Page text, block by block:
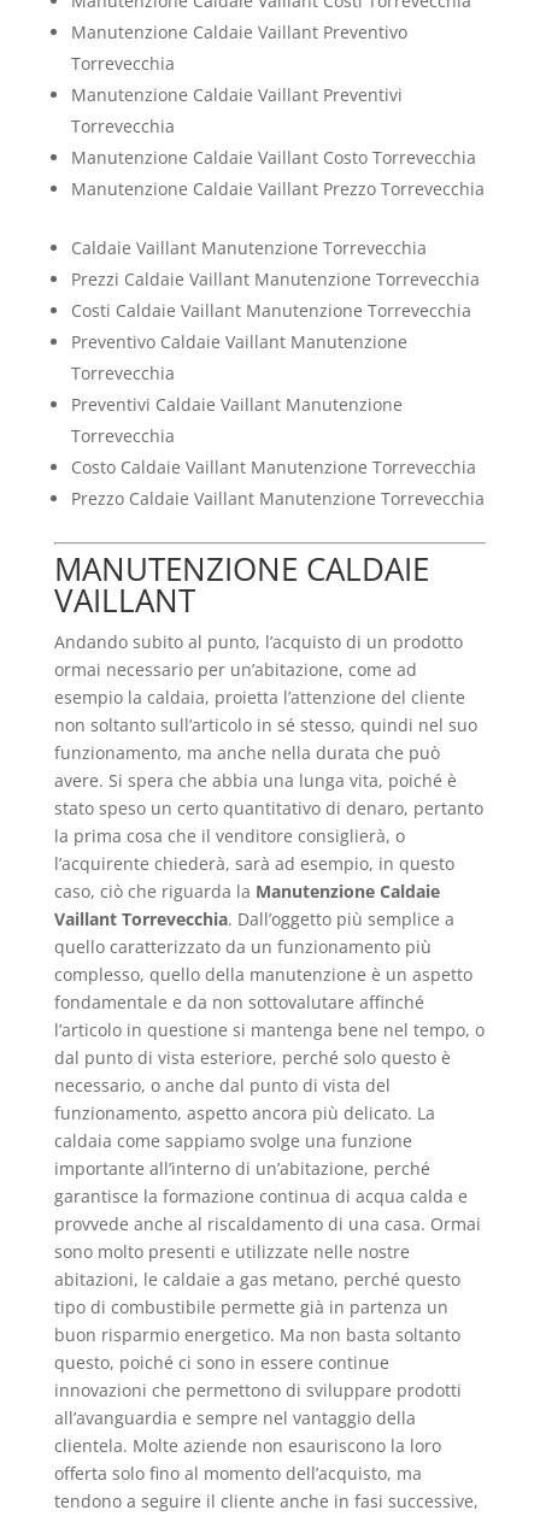
Manutenzione Caldaie Vaillant Preventivo
Torrevecchia
Manutenzione Caldaie Vaillant Preventivi
Torrevecchia
Manutenzione Caldaie Vaillant Costo Torrevecchia
Manutenzione Caldaie Vaillant Prezzo Torrevecchia
Caldaie Vaillant Manutenzione Torrevecchia
Prezzi Caldaie Vaillant Manutenzione Torrevecchia
Costi Caldaie Vaillant Manutenzione Torrevecchia
Preventivo Caldaie Vaillant Manutenzione
Torrevecchia
Preventivi Caldaie Vaillant Manutenzione
Torrevecchia
Costo Caldaie Vaillant Manutenzione Torrevecchia
Prezzo Caldaie Vaillant Manutenzione Torrevecchia
MANUTENZIONE CALDAIE
VAILLANT
Andando subito al punto, l’acquisto di un prodotto
ormai necessario per un’abitazione, come ad
esempio la caldaia, proietta l’attenzione del cliente
non soltanto sull’articolo in sé stesso, quindi nel suo
funzionamento, ma anche nella durata che può
avere. Si spera che abbia una lunga vita, poiché è
stato speso un certo quantitativo di denaro, pertanto
la prima cosa che il venditore consiglierà, o
l’acquirente chiederà, sarà ad esempio, in questo
caso, ciò che riguarda la Manutenzione Caldaie
Vaillant Torrevecchia. Dall’oggetto più semplice a
quello caratterizzato da un funzionamento più
complesso, quello della manutenzione è un aspetto
fondamentale e da non sottovalutare affinché
l’articolo in questione si mantenga bene nel tempo, o
dal punto di vista esteriore, perché solo questo è
necessario, o anche dal punto di vista del
funzionamento, aspetto ancora più delicato. La
caldaia come sappiamo svolge una funzione
importante all’interno di un’abitazione, perché
garantisce la formazione continua di acqua calda e
provvede anche al riscaldamento di una casa. Ormai
sono molto presenti e utilizzate nelle nostre
abitazioni, le caldaie a gas metano, perché questo
tipo di combustibile permette già in partenza un
buon risparmio energetico. Ma non basta soltanto
questo, poiché ci sono in essere continue
innovazioni che permettono di sviluppare prodotti
all’avanguardia e sempre nel vantaggio della
clientela. Molte aziende non esauriscono la loro
offerta solo fino al momento dell’acquisto, ma
tendono a seguire il cliente anche in fasi successive,